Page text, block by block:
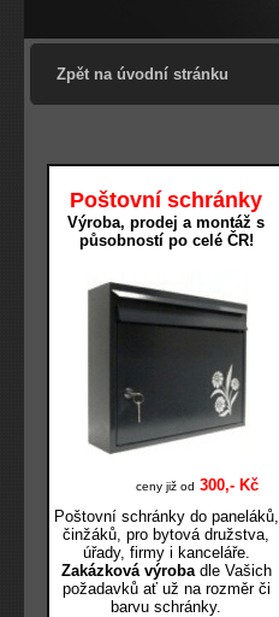
Zpět na úvodní stránku
Poštovní schránky
Výroba, prodej a montáž s
působností po celé ČR!
ceny již od 300,- Kč
Poštovní schránky do paneláků,
činžáků, pro bytová družstva,
úřady, firmy i kanceláře.
Zakázková výrobadle Vašich
požadavků ať už na rozměr či
barvu schránky.